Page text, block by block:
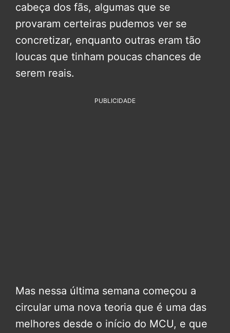
cabeça dos fãs, algumas que se
provaram certeiras pudemos ver se
concretizar, enquanto outras eram tão
loucas que tinham poucas chances de
serem reais.
PUBLICIDADE
Mas nessa última semana começou a
circular uma nova teoria que é uma das
melhores desde o início do MCU, e que